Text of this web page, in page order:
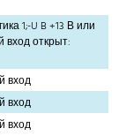
1;-U B +13 В или
открыт:
вход
вход
вход